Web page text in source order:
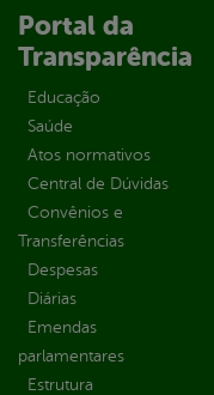
Portal da
Transparência
Educação
Saúde
Atos normativos
Central de Dúvidas
Convênios e
Transferências
Despesas
Diárias
Emendas
parlamentares
Estrutura